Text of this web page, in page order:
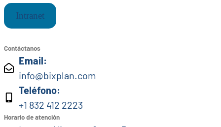
Intranet
Contáctanos
Email:
info@bixplan.com
Teléfono:
+1 832 412 2223
Horario de atención